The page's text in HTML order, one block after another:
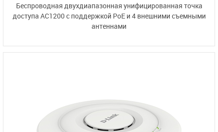
Беспроводная двухдиапазонная унифицированная точка
доступа AC1200 с поддержкой PoE и 4 внешними съемными
антеннами